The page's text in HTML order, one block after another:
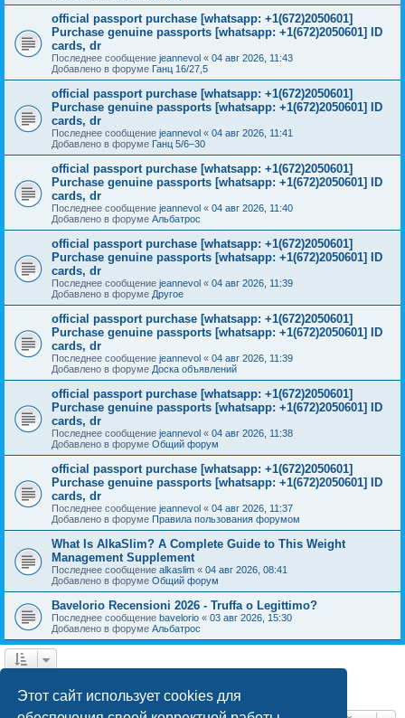
Этот сайт использует cookies для
official passport purchase [whatsapp: +1(672)2050601]
Purchase genuine passports [whatsapp: +1(672)2050601] ID
cards, dr
Последнее сообщение jeannevol « 04 авг 2026, 11:43
Добавлено в форуме Ганц 16/27,5
official passport purchase [whatsapp: +1(672)2050601]
Purchase genuine passports [whatsapp: +1(672)2050601] ID
cards, dr
Последнее сообщение jeannevol « 04 авг 2026, 11:41
Добавлено в форуме Ганц 5/6–30
official passport purchase [whatsapp: +1(672)2050601]
Purchase genuine passports [whatsapp: +1(672)2050601] ID
cards, dr
Последнее сообщение jeannevol « 04 авг 2026, 11:40
Добавлено в форуме Альбатрос
official passport purchase [whatsapp: +1(672)2050601]
Purchase genuine passports [whatsapp: +1(672)2050601] ID
cards, dr
Последнее сообщение jeannevol « 04 авг 2026, 11:39
Добавлено в форуме Другое
official passport purchase [whatsapp: +1(672)2050601]
Purchase genuine passports [whatsapp: +1(672)2050601] ID
cards, dr
Последнее сообщение jeannevol « 04 авг 2026, 11:39
Добавлено в форуме Доска объявлений
official passport purchase [whatsapp: +1(672)2050601]
Purchase genuine passports [whatsapp: +1(672)2050601] ID
cards, dr
Последнее сообщение jeannevol « 04 авг 2026, 11:38
Добавлено в форуме Общий форум
official passport purchase [whatsapp: +1(672)2050601]
Purchase genuine passports [whatsapp: +1(672)2050601] ID
cards, dr
Последнее сообщение jeannevol « 04 авг 2026, 11:37
Добавлено в форуме Правила пользования форумом
What Is AlkaSlim? A Complete Guide to This Weight
Management Supplement
Последнее сообщение alkaslim « 04 авг 2026, 08:41
Добавлено в форуме Общий форум
Bavelorio Recensioni 2026 - Truffa o Legittimo?
Последнее сообщение bavelorio « 03 авг 2026, 15:30
Добавлено в форуме Альбатрос